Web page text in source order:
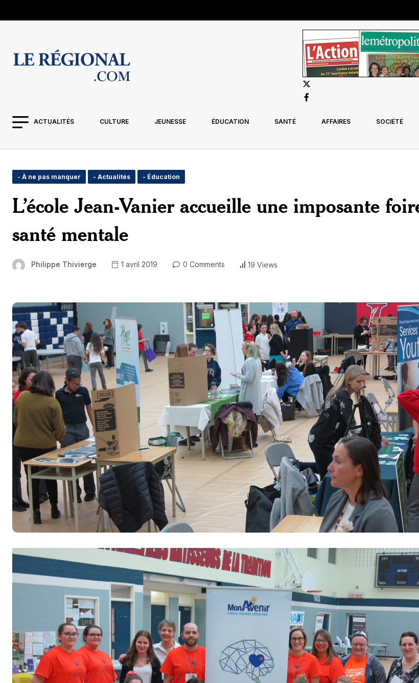
ACTUALITÉS CULTURE JEUNESSE ÉDUCATION SANTÉ AFFAIRES SOCIÉTÉ
- À ne pas manquer - Actualités - Éducation
L’école Jean-Vanier accueille une imposante
santé mentale
Philippe Thivierge 1 avril 2019 0 Comments 19 Views